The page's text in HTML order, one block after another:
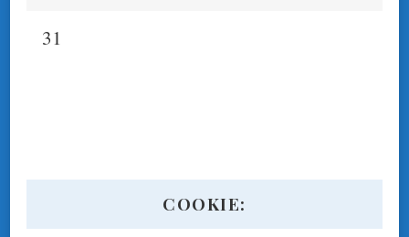
31
COOKIE: